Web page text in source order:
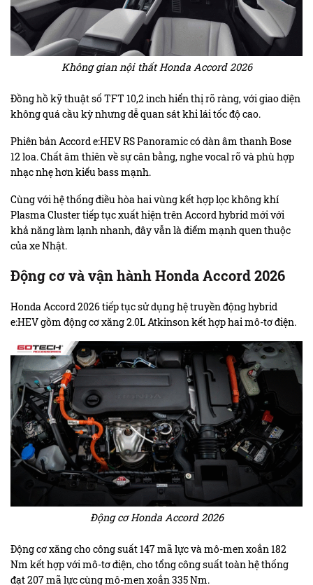
Không gian nội thất Honda Accord 2026
Đồng hồ kỹ thuật số TFT 10,2 inch hiển thị rõ ràng, với giao diện
không quá cầu kỳ nhưng dễ quan sát khi lái tốc độ cao.
Phiên bản Accord e:HEV RS Panoramic có dàn âm thanh Bose
12 loa. Chất âm thiên về sự cân bằng, nghe vocal rõ và phù hợp
nhạc nhẹ hơn kiểu bass mạnh.
Cùng với hệ thống điều hòa hai vùng kết hợp lọc không khí
Plasma Cluster tiếp tục xuất hiện trên Accord hybrid mới với
khả năng làm lạnh nhanh, đây vẫn là điểm mạnh quen thuộc
của xe Nhật.
Động cơ và vận hành Honda Accord 2026
Honda Accord 2026 tiếp tục sử dụng hệ truyền động hybrid
e:HEV gồm động cơ xăng 2.0L Atkinson kết hợp hai mô-tơ điện.
Động cơ Honda Accord 2026
Động cơ xăng cho công suất 147 mã lực và mô-men xoắn 182
Nm kết hợp với mô-tơ điện, cho tổng công suất toàn hệ thống
đạt 207 mã lực cùng mô-men xoắn 335 Nm.